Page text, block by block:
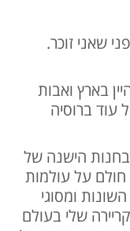
שאני זוכר.
בארץ ואבות
עוד ברוסיה
בחנות הישנה של
על עולמות
ומסוגי
שלי בעולם